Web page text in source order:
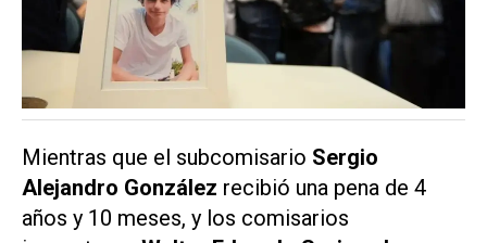
Mientras que el subcomisario Sergio
Alejandro González recibió una pena de 4
años y 10 meses, y los comisarios